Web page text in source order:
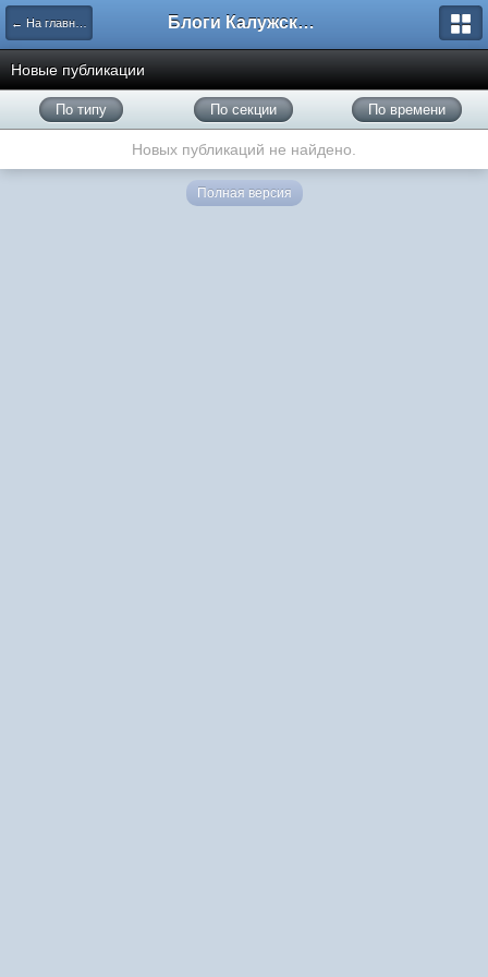
← На главную Блоги Калужского перекрестка
Новые публикации
По типу По секции По времени
Новых публикаций не найдено.
Полная версия